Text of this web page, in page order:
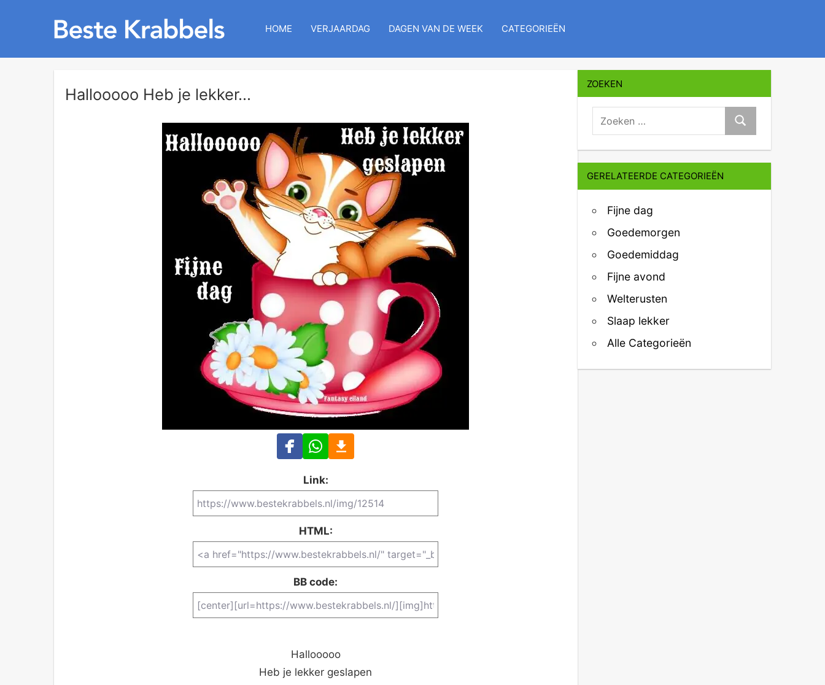
HOME VERJAARDAG DAGEN VAN DE WEEK CATEGORIEËN
Hallooooo Heb je lekker...
Link:
HTML:
BB code:
Hallooooo
Heb je lekker geslapen
ZOEKEN
zoeken:
Zoeken
GERELATEERDE CATEGORIEËN
Fijne dag
Goedemorgen
Goedemiddag
Fijne avond
Welterusten
Slaap lekker
Alle Categorieën